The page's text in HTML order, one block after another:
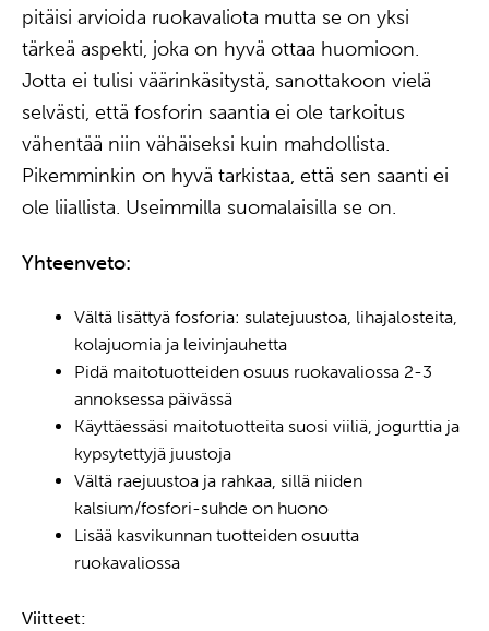
pitäisi arvioida ruokavaliota mutta se on yksi
tärkeä aspekti, joka on hyvä ottaa huomioon.
Jotta ei tulisi väärinkäsitystä, sanottakoon vielä
selvästi, että fosforin saantia ei ole tarkoitus
vähentää niin vähäiseksi kuin mahdollista.
Pikemminkin on hyvä tarkistaa, että sen saanti ei
ole liiallista. Useimmilla suomalaisilla se on.
Yhteenveto:
Vältä lisättyä fosforia: sulatejuustoa, lihajalosteita,
kolajuomia ja leivinjauhetta
Pidä maitotuotteiden osuus ruokavaliossa 2-3
annoksessa päivässä
Käyttäessäsi maitotuotteita suosi viiliä, jogurttia ja
kypsytettyjä juustoja
Vältä raejuustoa ja rahkaa, sillä niiden
kalsium/fosfori-suhde on huono
Lisää kasvikunnan tuotteiden osuutta
ruokavaliossa
Viitteet: